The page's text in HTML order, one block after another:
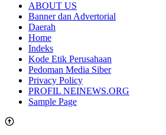
ABOUT US
Banner dan Advertorial
Daerah
Home
Indeks
Kode Etik Perusahaan
Pedoman Media Siber
Privacy Policy
PROFIL NEINEWS.ORG
Sample Page